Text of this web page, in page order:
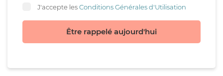
J'accepte lesConditions Générales d'Utilisation
Être rappelé aujourd'hui